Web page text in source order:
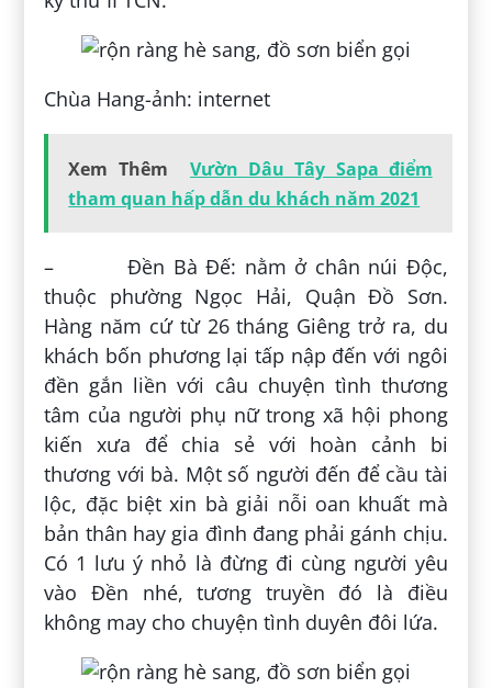
Chùa Hang-ảnh: internet
Xem Thêm
Vườn Dâu Tây Sapa điểm
tham quan hấp dẫn du khách năm 2021
– Đền Bà Đế: nằm ở chân núi Độc,
thuộc phường Ngọc Hải, Quận Đồ Sơn.
Hàng năm cứ từ 26 tháng Giêng trở ra, du
khách bốn phương lại tấp nập đến với ngôi
đền gắn liền với câu chuyện tình thương
tâm của người phụ nữ trong xã hội phong
kiến xưa để chia sẻ với hoàn cảnh bi
thương với bà. Một số người đến để cầu tài
lộc, đặc biệt xin bà giải nỗi oan khuất mà
bản thân hay gia đình đang phải gánh chịu.
Có 1 lưu ý nhỏ là đừng đi cùng người yêu
vào Đền nhé, tương truyền đó là điều
không may cho chuyện tình duyên đôi lứa.